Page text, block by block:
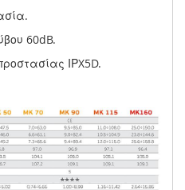
60dB.
ΙΡX5D.